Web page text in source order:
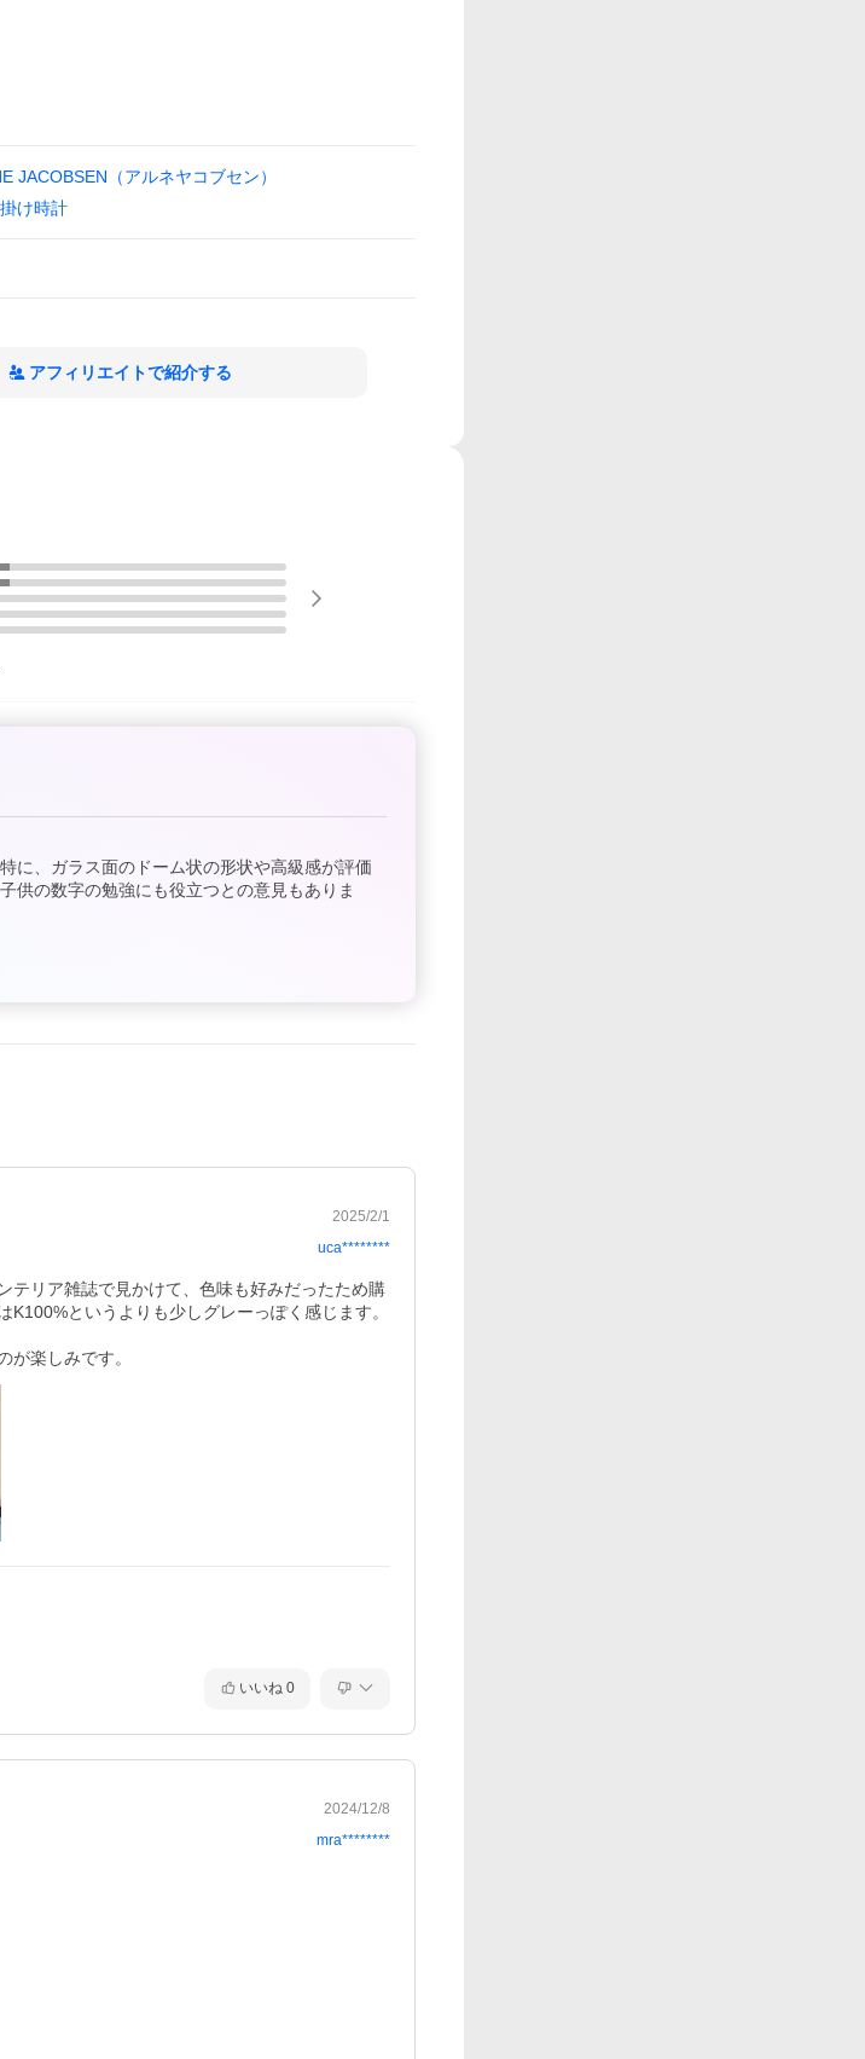
JACOBSEN（アルネヤコブセン）
け時計
アフィリエイトで紹介する
に、ガラス面のドーム状の形状や高級感が評価
供の数字の勉強にも役立つとの意見もありま
2025/2/1
uca********
テリア雑誌で見かけて、色味も好みだったため購
というよりも少しグレーっぽく感じます。
が楽しみです。
いいね 0
2024/12/8
mra********